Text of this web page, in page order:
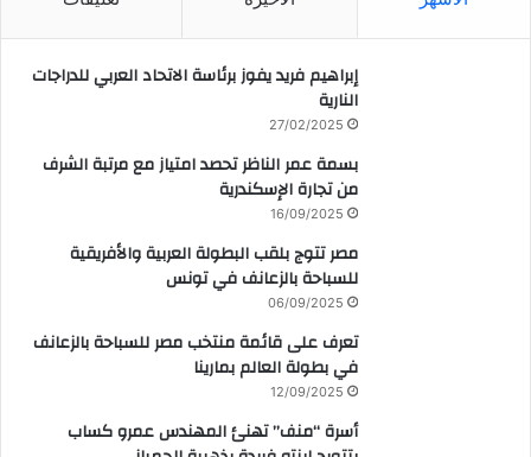
إبراهيم فريد يفوز برئاسة الاتحاد العربي للدراجات
النارية
27/02/2025
بسمة عمر الناظر تحصد امتياز مع مرتبة الشرف
من تجارة الإسكندرية
16/09/2025
مصر تتوج بلقب البطولة العربية والأفريقية
للسباحة بالزعانف في تونس
06/09/2025
تعرف على قائمة منتخب مصر للسباحة بالزعانف
في بطولة العالم بمارينا
12/09/2025
أسرة “منف” تهنئ المهندس عمرو كساب